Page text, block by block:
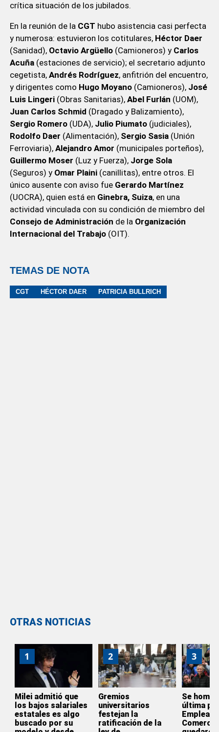
crítica situación de los jubilados.
En la reunión de la CGT hubo asistencia casi perfecta
y numerosa: estuvieron los cotitulares, Héctor Daer
(Sanidad), Octavio Argüello(Camioneros) y Carlos
Acuña(estaciones de servicio); el secretario adjunto
cegetista, Andrés Rodríguez, anfitrión del encuentro,
y dirigentes como Hugo Moyano(Camioneros), José
Luis Lingeri(Obras Sanitarias), Abel Furlán (UOM),
Juan Carlos Schmid (Dragado y Balizamiento),
Sergio Romero(UDA), Julio Piumato(judiciales),
Rodolfo Daer (Alimentación), Sergio Sasia(Unión
Ferroviaria), Alejandro Amor (municipales porteños),
Guillermo Moser (Luz y Fuerza), Jorge Sola
(Seguros) y Omar Plaini(canillitas), entre otros. El
único ausente con aviso fue Gerardo Martínez
(UOCRA), quien está en Ginebra, Suiza, en una
actividad vinculada con su condición de miembro del
Consejo de Administración de la Organización
Internacional del Trabajo(OIT).
TEMAS DE NOTA
CGT HÉCTOR DAER PATRICIA BULLRICH
OTRAS NOTICIAS
1
Milei admitió que
los bajos salariales
estatales es algo
buscado por su
2
Gremios
universitarios
festejan la
ratificación de la
3
Se
última